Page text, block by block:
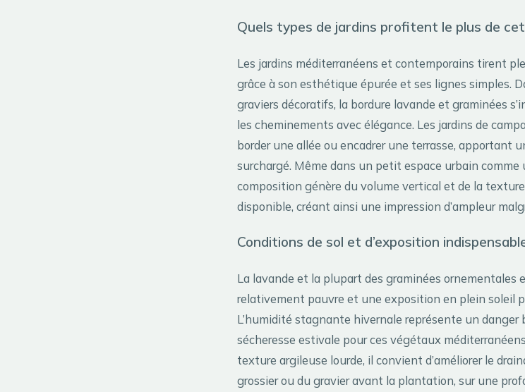
Quels types de jardins profitent le plus de
Les jardins méditerranéens et contemporains tirent
grâce à son esthétique épurée et ses lignes simples.
graviers décoratifs, la bordure lavande et graminées
les cheminements avec élégance. Les jardins de
border une allée ou encadrer une terrasse, apportant
surchargé. Même dans un petit espace urbain
composition génère du volume vertical et de la
disponible, créant ainsi une impression d’ampleur
Conditions de sol et d’exposition
La lavande et la plupart des graminées ornementales
relativement pauvre et une exposition en plein soleil
L’humidité stagnante hivernale représente un
sécheresse estivale pour ces végétaux
texture argileuse lourde, il convient d’améliorer le
grossier ou du gravier avant la plantation, sur une